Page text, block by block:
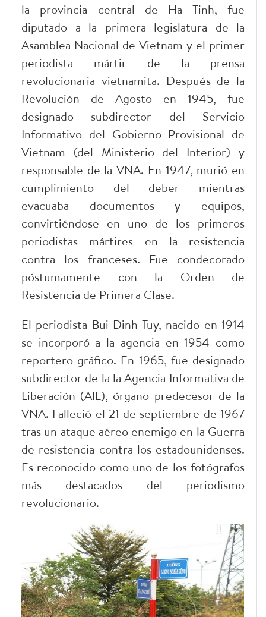
la provincia central de Ha Tinh, fue
diputado a la primera legislatura de la
Asamblea Nacional de Vietnam y el primer
periodista mártir de la prensa
revolucionaria vietnamita. Después de la
Revolución de Agosto en 1945, fue
designado subdirector del Servicio
Informativo del Gobierno Provisional de
Vietnam (del Ministerio del Interior) y
responsable de la VNA. En 1947, murió en
cumplimiento del deber mientras
evacuaba documentos y equipos,
convirtiéndose en uno de los primeros
periodistas mártires en la resistencia
contra los franceses. Fue condecorado
póstumamente con la Orden de
Resistencia de Primera Clase.
El periodista Bui Dinh Tuy, nacido en 1914
se incorporó a la agencia en 1954 como
reportero gráfico. En 1965, fue designado
subdirector de la la Agencia Informativa de
Liberación (AIL), órgano predecesor de la
VNA. Falleció el 21 de septiembre de 1967
tras un ataque aéreo enemigo en la Guerra
de resistencia contra los estadounidenses.
Es reconocido como uno de los fotógrafos
más destacados del periodismo
revolucionario.